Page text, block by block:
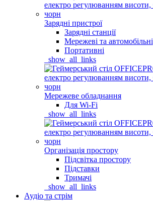
Зарядні пристрої
Зарядні станції
Мережеві та автомобільні
Портативні
_show_all_links
Мережеве обладнання
Для Wi-Fi
_show_all_links
Організація простору
Підсвітка простору
Підставки
Тримачі
_show_all_links
Аудіо та стрім